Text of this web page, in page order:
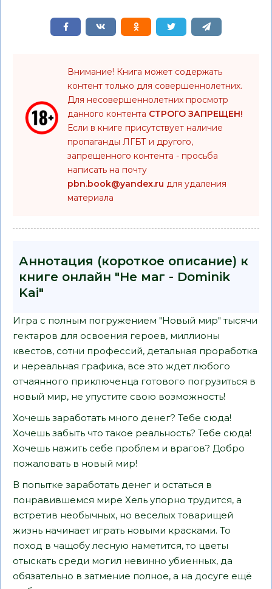
Внимание! Книга может содержать
контент только для совершеннолетних.
Для несовершеннолетних просмотр
данного контента СТРОГО ЗАПРЕЩЕН!
Если в книге присутствует наличие
пропаганды ЛГБТ и другого,
запрещенного контента - просьба
написать на почту
pbn.book@yandex.ru для удаления
материала
Аннотация (короткое описание) к
книге онлайн "Не маг - Dominik
Kai"
Игра с полным погружением "Новый мир" тысячи
гектаров для освоения героев, миллионы
квестов, сотни профессий, детальная проработка
и нереальная графика, все это ждет любого
отчаянного приключенца готового погрузиться в
новый мир, не упустите свою возможность!
Хочешь заработать много денег? Тебе сюда!
Хочешь забыть что такое реальность? Тебе сюда!
Хочешь нажить себе проблем и врагов? Добро
пожаловать в новый мир!
В попытке заработать денег и остаться в
понравившемся мире Хель упорно трудится, а
встретив необычных, но веселых товарищей
жизнь начинает играть новыми красками. То
поход в чащобу лесную наметится, то цветы
отыскать среди могил невинно убиенных, да
обязательно в затмение полное, а на досуге ещё